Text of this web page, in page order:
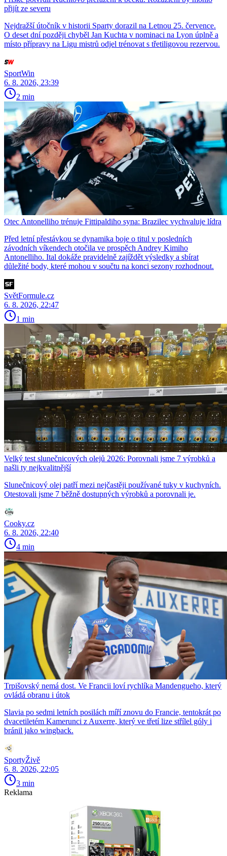
přijít ze severu
Nejdražší útočník v historii Sparty dorazil na Letnou 25. července.
O deset dní později chyběl Jan Kuchta v nominaci na Lyon úplně a
místo přípravy na Ligu mistrů odjel trénovat s třetiligovou rezervou.
SportWin
6. 8. 2026, 23:39
2 min
Otec Antonelliho trénuje Fittipaldiho syna: Brazilec vychvaluje lídra
Před letní přestávkou se dynamika boje o titul v posledních
závodních víkendech otočila ve prospěch Andrey Kimiho
Antonelliho. Ital dokáže pravidelně zajíždět výsledky a sbírat
důležité body, které mohou v součtu na konci sezony rozhodnout.
SvětFormule.cz
6. 8. 2026, 22:47
1 min
Velký test slunečnicových olejů 2026: Porovnali jsme 7 výrobků a
našli ty nejkvalitnější
Slunečnicový olej patří mezi nejčastěji používané tuky v kuchyních.
Otestovali jsme 7 běžně dostupných výrobků a porovnali je.
Cooky.cz
6. 8. 2026, 22:40
4 min
Trpišovský nemá dost. Ve Francii loví rychlíka Mandengueho, který
ovládá obranu i útok
Slavia po sedmi letních posilách míří znovu do Francie, tentokrát po
dvacetiletém Kamerunci z Auxerre, který ve třetí lize střílel góly i
bránil jako wingback.
SportyŽivě
6. 8. 2026, 22:05
3 min
Reklama